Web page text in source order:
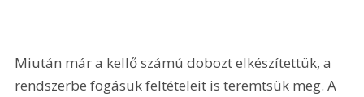
Miután már a kellő számú dobozt elkészítettük, a
rendszerbe fogásuk feltételeit is teremtsük meg. A